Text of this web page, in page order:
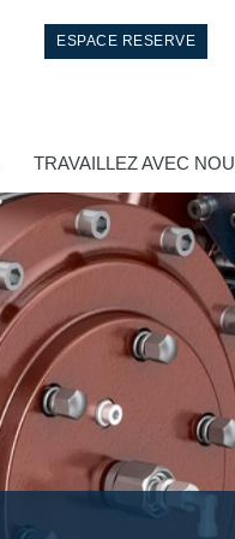
ESPACE RESERVE
TRAVAILLEZ AVEC